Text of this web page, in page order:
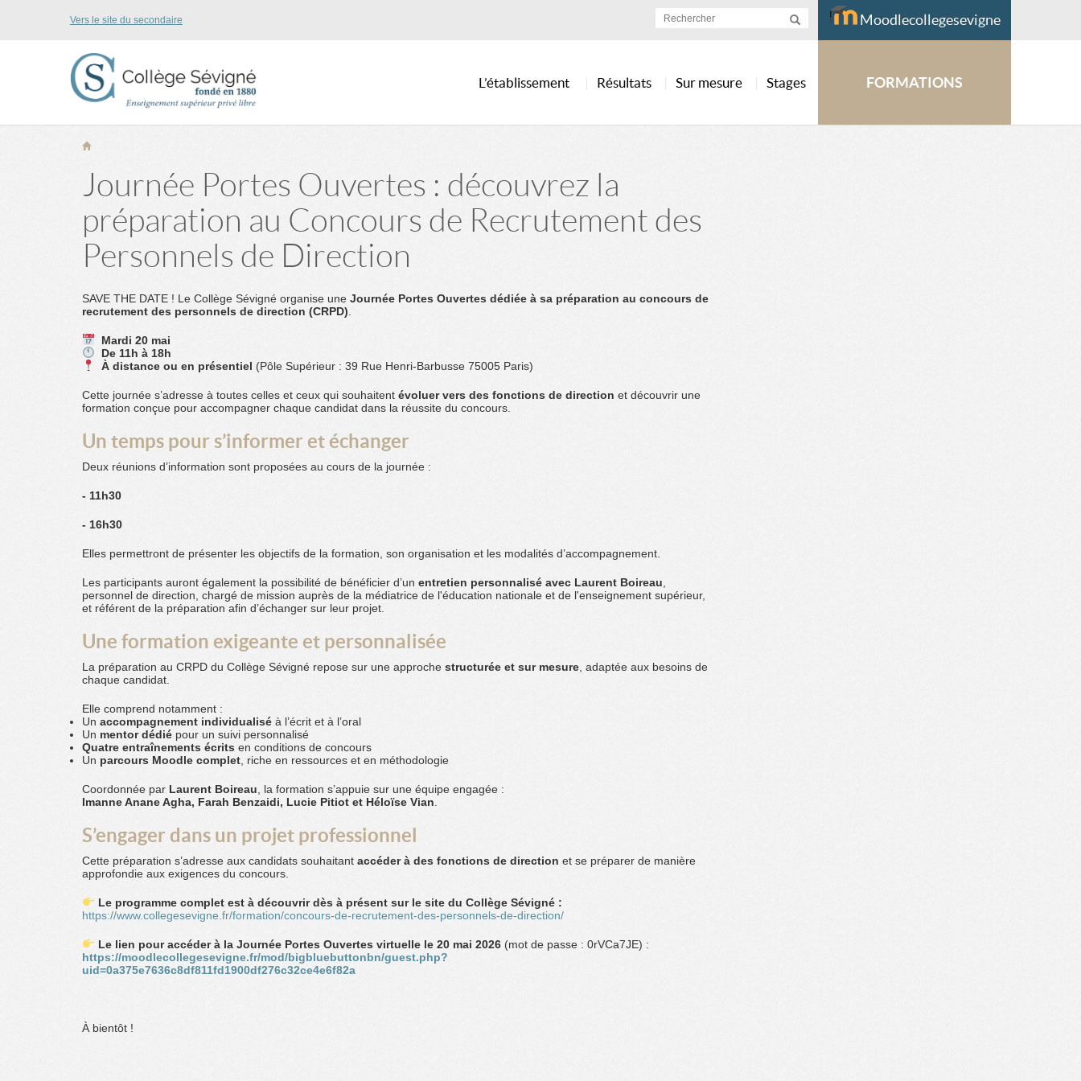
Vers le site du secondaire
L’établissement Résultats Sur mesure Stages
Moodlecollegesevigne
FORMATIONS
Journée Portes Ouvertes : découvrez la
préparation au Concours de Recrutement des
Personnels de Direction
SAVE THE DATE ! Le Collège Sévigné organise une Journée Portes Ouvertes dédiée à sa préparation au concours de
recrutement des personnels de direction (CRPD)
Mardi 20 mai
De 11h à 18h
À distance ou en présentiel (Pôle Supérieur : 39 Rue Henri-Barbusse 75005 Paris)
Cette journée s’adresse à toutes celles et ceux qui souhaitent évoluer vers des fonctions de direction et découvrir une
formation conçue pour accompagner chaque candidat dans la réussite du concours.
Un temps pour s’informer et échanger
Deux réunions d’information sont proposées au cours de la journée :
- 11h30
- 16h30
Elles permettront de présenter les objectifs de la formation, son organisation et les modalités d’accompagnement.
Les participants auront également la possibilité de bénéficier d’un entretien personnalisé avec Laurent Boireau
personnel de direction, chargé de mission auprès de la médiatrice de l'éducation nationale et de l'enseignement supérieur,
et référent de la préparation afin d’échanger sur leur projet.
Une formation exigeante et personnalisée
La préparation au CRPD du Collège Sévigné repose sur une approche structurée et sur mesure , adaptée aux besoins de
chaque candidat.
Elle comprend notamment :
Un accompagnement individualisé à l’écrit et à l’oral
Un mentor dédié pour un suivi personnalisé
Quatre entraînements écrits en conditions de concours
Un parcours Moodle complet , riche en ressources et en méthodologie
Coordonnée par Laurent Boireau , la formation s’appuie sur une équipe engagée :
Imanne Anane Agha, Farah Benzaidi, Lucie Pitiot et Héloïse Vian
S’engager dans un projet professionnel
Cette préparation s’adresse aux candidats souhaitant accéder à des fonctions de direction et se préparer de manière
approfondie aux exigences du concours.
Le programme complet est à découvrir dès à présent sur le site du Collège Sévigné :
https://www.collegesevigne.fr/formation/concours-de-recrutement-des-personnels-de-direction/
Le lien pour accéder à la Journée Portes Ouvertes virtuelle le 20 mai 2026 (mot de passe : 0rVCa7JE) :
https://moodlecollegesevigne.fr/mod/bigbluebuttonbn/guest.php?
uid=0a375e7636c8df811fd1900df276c32ce4e6f82a
À bientôt !